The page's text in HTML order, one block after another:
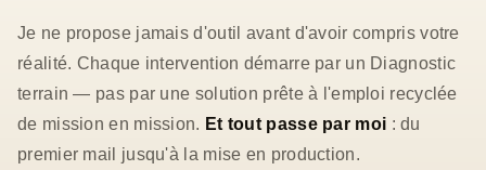
Je ne propose jamais d'outil avant d'avoir compris votre
réalité. Chaque intervention démarre par un Diagnostic
terrain — pas par une solution prête à l'emploi recyclée
de mission en mission. Et tout passe par moi : du
premier mail jusqu'à la mise en production.